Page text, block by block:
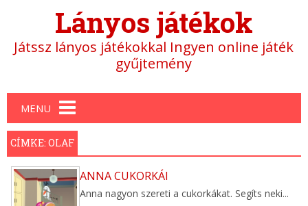
Lányos játékok
Játssz lányos játékokkal Ingyen online játék
gyűjtemény
Main menu
MENU
CÍMKE: OLAF
ANNA CUKORKÁI
Anna nagyon szereti a cukorkákat. Segíts neki...